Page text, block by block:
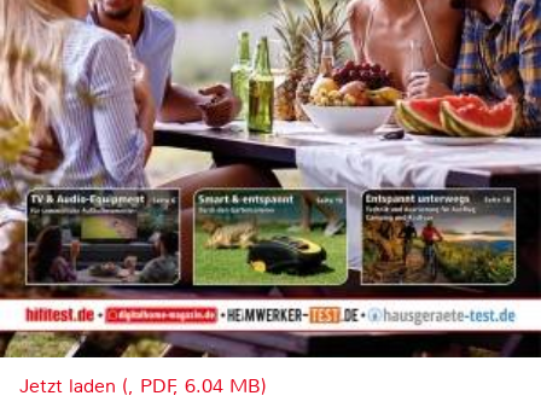
Jetzt laden (, PDF, 6.04 MB)